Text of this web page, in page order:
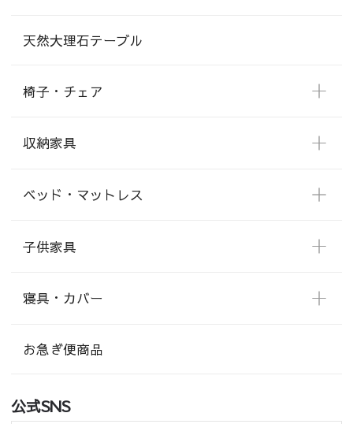
天然大理石テーブル
椅子・チェア
収納家具
ベッド・マットレス
子供家具
寝具・カバー
お急ぎ便商品
公式SNS